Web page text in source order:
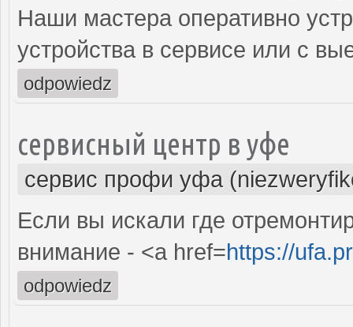
Наши мастера оперативно
устройства в сервисе или с
odpowiedz
сервисный центр в уфе
сервис профи уфа
Если вы искали где
внимание - <a href=https://
odpowiedz